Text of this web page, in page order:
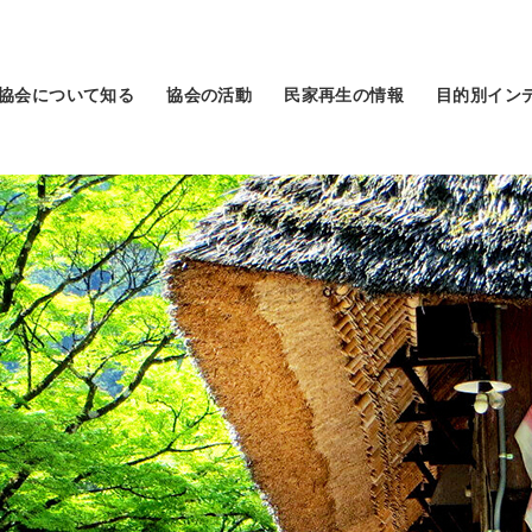
会について知る 協会の活動 民家再生の情報 目的別イン